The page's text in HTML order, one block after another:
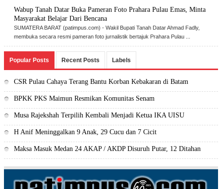
Wabup Tanah Datar ‎Buka Pameran Foto Prahara Pulau Emas, Minta
Masyarakat Belajar Dari Bencana
SUMATERA BARAT (p‎atimpus.com) - Wakil Bupati Tanah Datar Ahmad Fadly,
membuka secara resmi pameran foto jurnalistik bertajuk Prahara Pulau ...
Popular Posts Recent Posts Labels
CSR Pulau Cahaya Terang Bantu Korban Kebakaran di Batam
BPKK PKS Maimun Resmikan Komunitas Senam
Musa Rajekshah Terpilih Kembali Menjadi Ketua IKA UISU
H Anif Meninggalkan 9 Anak, 29 Cucu dan 7 Cicit
Maksa Masuk Medan 24 AKAP / AKDP Disuruh Putar, 12 Ditahan